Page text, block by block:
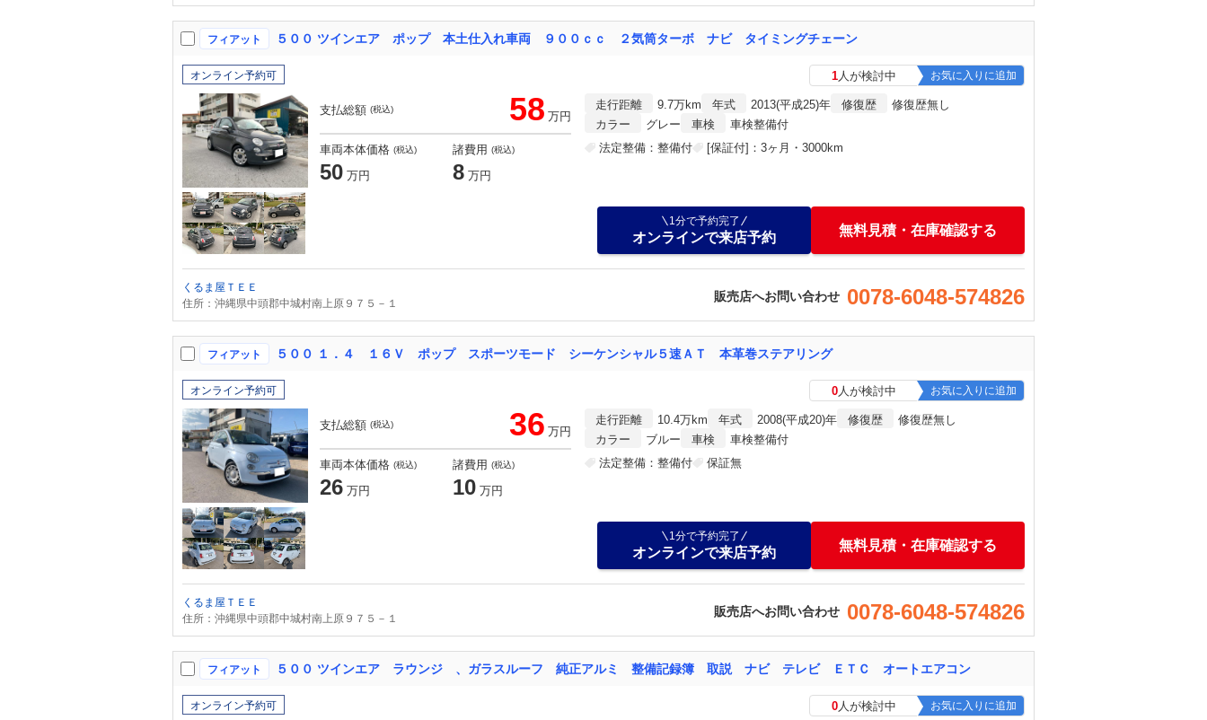
フィアット ５００ ツインエア ポップ 本土仕入れ車両 ９００ｃｃ ２気筒ターボ ナビ タイミングチェーン
オンライン予約可 1人が検討中 お気に入りに追加
支払総額 (税込) 58 万円
車両本体価格 (税込)
50 万円
諸費用 (税込)
8 万円
走行距離 9.7万km 年式 2013(平成25)年 修復歴
修復歴無し
カラー
グレー 車検
車検整備付
法定整備：整備付
[保証付]：3ヶ月・3000km
1分で予約完了
オンラインで来店予約 無料見積・在庫確認する
くるま屋ＴＥＥ
住所：沖縄県中頭郡中城村南上原９７５－１
販売店へお問い合わせ 0078-6048-574826
フィアット ５００ １．４ １６Ｖ ポップ スポーツモード シーケンシャル５速ＡＴ 本革巻ステアリング
オンライン予約可 0人が検討中 お気に入りに追加
支払総額 (税込) 36 万円
車両本体価格 (税込)
26 万円
諸費用 (税込)
10 万円
走行距離 10.4万km 年式 2008(平成20)年 修復歴
修復歴無し
カラー
ブルー 車検
車検整備付
法定整備：整備付
保証無
1分で予約完了
オンラインで来店予約 無料見積・在庫確認する
くるま屋ＴＥＥ
住所：沖縄県中頭郡中城村南上原９７５－１
販売店へお問い合わせ 0078-6048-574826
フィアット ５００ ツインエア ラウンジ 、ガラスルーフ 純正アルミ 整備記録簿 取説 ナビ テレビ ＥＴＣ オートエアコン
オンライン予約可 0人が検討中 お気に入りに追加